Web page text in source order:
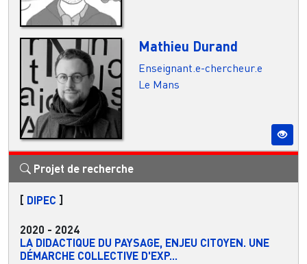
Mathieu Durand
Enseignant.e-chercheur.e
Le Mans
Projet de recherche
[ DIPEC ]
2020 - 2024
LA DIDACTIQUE DU PAYSAGE, ENJEU CITOYEN. UNE
DÉMARCHE COLLECTIVE D'EXP...